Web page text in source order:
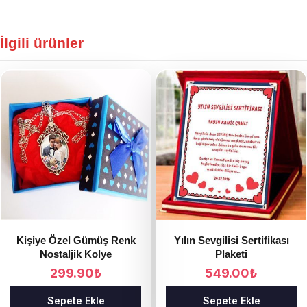
İlgili ürünler
Kişiye Özel Gümüş Renk
Nostaljik Kolye
299.90₺
Sepete Ekle
Yılın Sevgilisi Sertifikası
Plaketi
549.00₺
Sepete Ekle